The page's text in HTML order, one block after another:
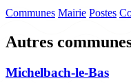
Communes Mairie Postes
Autres
Michelbach-le-Bas